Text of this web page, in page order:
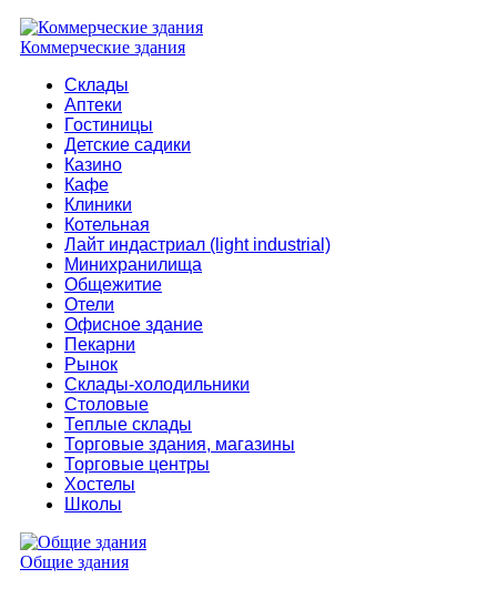
Коммерческие здания
Склады
Аптеки
Гостиницы
Детские садики
Казино
Кафе
Клиники
Котельная
Лайт индастриал (light industrial)
Минихранилища
Общежитие
Отели
Офисное здание
Пекарни
Рынок
Склады-холодильники
Столовые
Теплые склады
Торговые здания, магазины
Торговые центры
Хостелы
Школы
Общие здания